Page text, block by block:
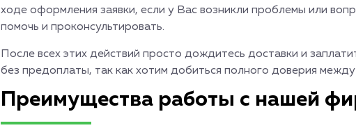
ходе оформления заявки, если у Вас возникли проблемы или
помочь и проконсультировать.
После всех этих действий просто дождитесь доставки и
без предоплаты, так как хотим добиться полного доверия
Преимущества работы с нашей